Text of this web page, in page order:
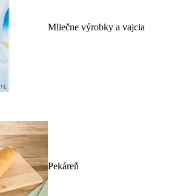
Mliečne výrobky a vajcia
Pekáreň